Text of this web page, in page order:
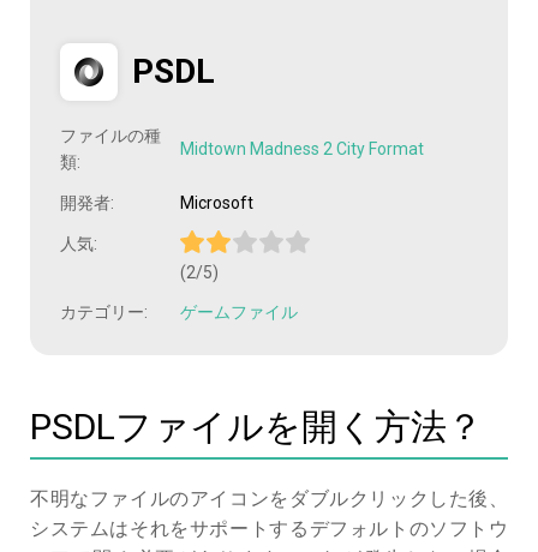
PSDL
ファイルの種
類:
Midtown Madness 2 City Format
開発者: Microsoft
人気:
(2/5)
カテゴリー: ゲームファイル
PSDLファイルを開く方法？
不明なファイルのアイコンをダブルクリックした後、
システムはそれをサポートするデフォルトのソフトウ